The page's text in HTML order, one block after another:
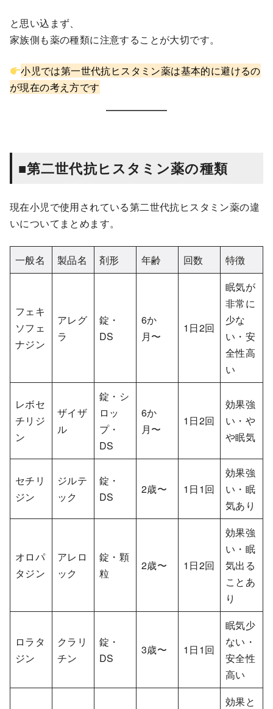
と思い込まず、
家族側も薬の種類に注意することが大切です。
小児では第一世代抗ヒスタミン薬は基本的に避けるの
が現在の考え方です
■第二世代抗ヒスタミン薬の種類
現在小児で使用されている第二世代抗ヒスタミン薬の違
いについてまとめます。
一般名 製品名 剤形 年齢 回数 特徴
フェキ
ソフェ
ナジン
アレグ
ラ
錠・
DS
6か
月〜
1日2回
眠気が
非常に
少な
い・安
全性高
い
レボセ
チリジ
ン
ザイザ
ル
錠・シ
ロッ
プ・
DS
6か
月〜
1日2回
効果強
い・や
や眠気
セチリ
ジン
ジルテ
ック
錠・
DS
2歳〜 1日1回
効果強
い・眠
気あり
オロパ
タジン
アレロ
ック
錠・顆
粒
2歳〜 1日2回
効果強
い・眠
気出る
ことあ
り
ロラタ
ジン
クラリ
チン
錠・
DS
3歳〜 1日1回
眠気少
ない・
安全性
高い
効果と